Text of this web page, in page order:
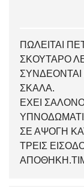
ΠΩΛΕΙΤΑΙ
ΣΚΟΥΤΑΡΟ
ΣΚΑΛΑ.
ΕΧΕΙ
ΣΕ ΑΨΟΓΗ
ΤΡΕΙΣ